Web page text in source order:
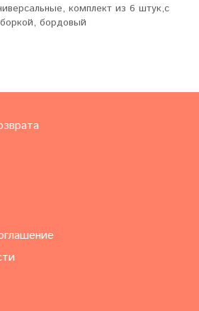
комплект из 6 штук,с
бордовый